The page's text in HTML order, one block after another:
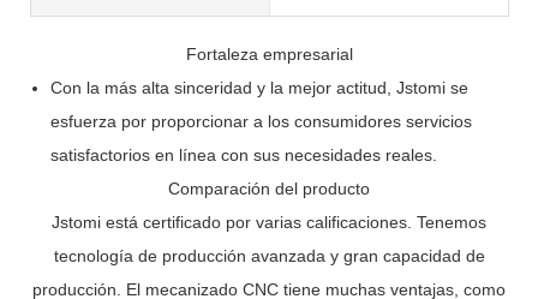
Fortaleza empresarial
Con la más alta sinceridad y la mejor actitud, Jstomi se
esfuerza por proporcionar a los consumidores servicios
satisfactorios en línea con sus necesidades reales.
Comparación del producto
Jstomi está certificado por varias calificaciones. Tenemos
tecnología de producción avanzada y gran capacidad de
producción. El mecanizado CNC tiene muchas ventajas, como